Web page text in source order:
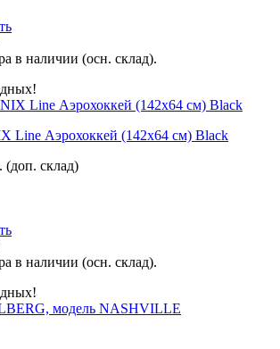
в наличии (осн. склад).
Line Аэрохоккей (142х64 cм) Black
склад)
в наличии (осн. склад).